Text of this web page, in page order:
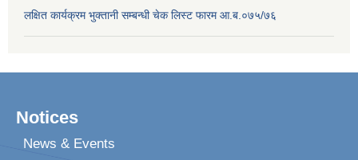
लक्षित कार्यक्रम भुक्तानी सम्बन्धी चेक लिस्ट फारम आ.ब.०७५/७६
Notices
News & Events